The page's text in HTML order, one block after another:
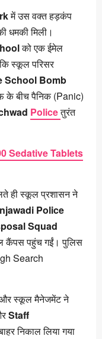
में उस वक्त हड़कंप
धमकी मिली।
को एक ईमेल
स्कूल परिसर
School Bomb
के बीच पैनिक (Panic)
Policeतुरंत
Sedative Tablets
ही स्कूल प्रशासन ने
Police
Squad
कैंपस पहुंच गईं। पुलिस
Search
और स्कूल मैनेजमेंट ने
Staff
निकाल लिया गया